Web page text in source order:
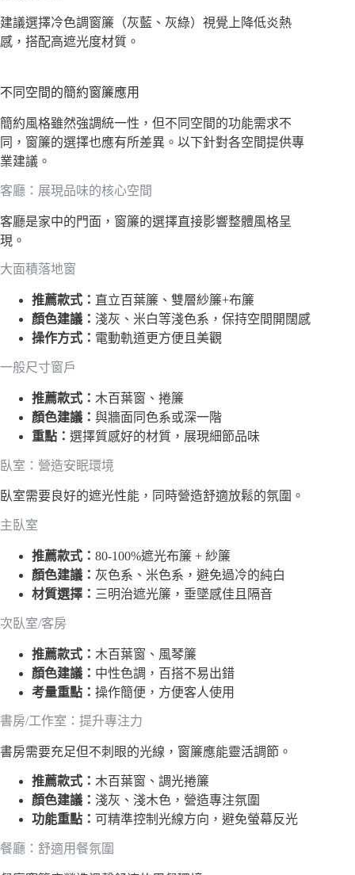
建議選擇冷色調窗簾（灰藍、灰綠）視覺上降低炎熱
感，搭配高遮光度材質。
不同空間的簡約窗簾應用
簡約風格雖然強調統一性，但不同空間的功能需求不
同，窗簾的選擇也應有所差異。以下針對各空間提供專
業建議。
客廳：展現品味的核心空間
客廳是家中的門面，窗簾的選擇直接影響整體風格呈
現。
大面積落地窗
推薦款式： 直立百葉簾、雙層紗簾+布簾
顏色建議： 淺灰、米白等淺色系，保持空間開闊感
操作方式： 電動軌道更方便且美觀
一般尺寸窗戶
推薦款式： 木百葉窗、捲簾
顏色建議： 與牆面同色系或深一階
重點： 選擇質感好的材質，展現細節品味
臥室：營造安眠環境
臥室需要良好的遮光性能，同時營造舒適放鬆的氛圍。
主臥室
推薦款式： 80-100%遮光布簾 + 紗簾
顏色建議： 灰色系、米色系，避免過冷的純白
材質選擇： 三明治遮光簾，垂墜感佳且隔音
次臥室/客房
推薦款式： 木百葉窗、風琴簾
顏色建議： 中性色調，百搭不易出錯
考量重點： 操作簡便，方便客人使用
書房/工作室：提升專注力
書房需要充足但不刺眼的光線，窗簾應能靈活調節。
推薦款式： 木百葉窗、調光捲簾
顏色建議： 淺灰、淺木色，營造專注氛圍
功能重點： 可精準控制光線方向，避免螢幕反光
餐廳：舒適用餐氛圍